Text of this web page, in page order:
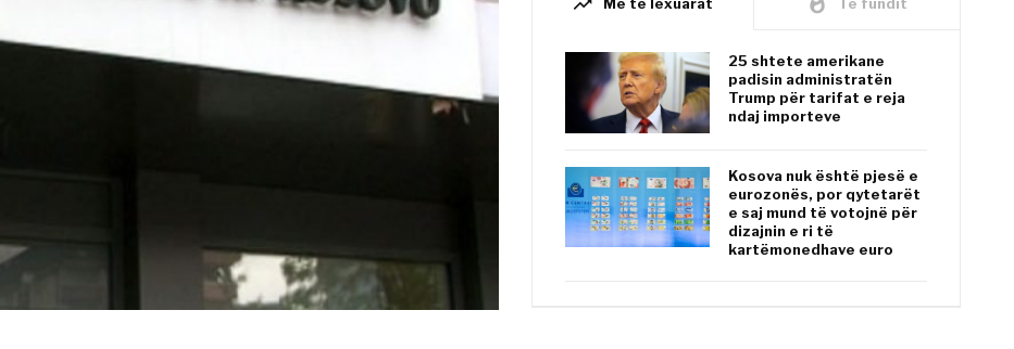
trending_up whatshot
25 shtete amerikane
padisin administratën
Trump për tarifat e reja
ndaj importeve
Kosova nuk është pjesë e
eurozonës, por qytetarët
e saj mund të votojnë për
dizajnin e ri të
kartëmonedhave euro